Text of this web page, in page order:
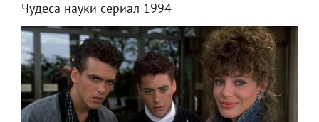
Чудеса науки сериал 1994